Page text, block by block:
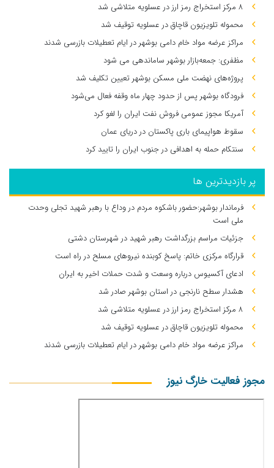
۸ مرکز استخراج رمز ارز در عسلویه متلاشی شد
محموله تلویزیون قاچاق در عسلویه توقیف شد
مراکز عرضه مواد خام دامی بوشهر در ایام تعطیلات بازرسی شدند
مظفری: جمعه‌بازار بوشهر ساماندهی می‌ شود
پروژه‌های نهضت ملی مسکن بوشهر تعیین تکلیف شد
فرودگاه بوشهر پس از حدود چهار ماه وقفه فعال می‌شود
آمریکا مجوز عمومی فروش نفت ایران را لغو کرد
سقوط هواپیمای باری پاکستان در دریای عمان
سنتکام حمله به اهدافی در جنوب ایران را تایید کرد
پر بازدیدترین ها
فرماندار بوشهر:حضور باشکوه مردم در وداع با رهبر شهید تجلی وحدت
ملی است
جزئیات مراسم بزرگداشت رهبر شهید در شهرستان دشتی
قرارگاه مرکزی خاتم: پاسخ کوبنده نیروهای مسلح در راه است
ادعای آکسیوس درباره وسعت و شدت حملات اخیر به ایران
هشدار سطح نارنجی در استان بوشهر صادر شد
۸ مرکز استخراج رمز ارز در عسلویه متلاشی شد
محموله تلویزیون قاچاق در عسلویه توقیف شد
مراکز عرضه مواد خام دامی بوشهر در ایام تعطیلات بازرسی شدند
مجوز فعالیت خارگ نیوز